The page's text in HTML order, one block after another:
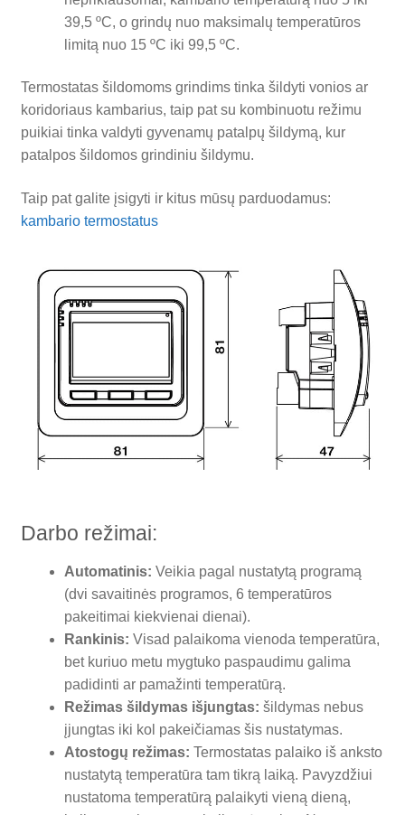
39,5 ºC, o grindų nuo maksimalų temperatūros
limitą nuo 15 ºC iki 99,5 ºC.
Termostatas šildomoms grindims tinka šildyti vonios ar
koridoriaus kambarius, taip pat su kombinuotu režimu
puikiai tinka valdyti gyvenamų patalpų šildymą, kur
patalpos šildomos grindiniu šildymu.
Taip pat galite įsigyti ir kitus mūsų parduodamus:
kambario termostatus
Darbo režimai:
Automatinis: Veikia pagal nustatytą programą
(dvi savaitinės programos, 6 temperatūros
pakeitimai kiekvienai dienai).
Rankinis: Visad palaikoma vienoda temperatūra,
bet kuriuo metu mygtuko paspaudimu galima
padidinti ar pamažinti temperatūrą.
Režimas šildymas išjungtas: šildymas nebus
įjungtas iki kol pakeičiamas šis nustatymas.
Atostogų režimas: Termostatas palaiko iš anksto
nustatytą temperatūra tam tikrą laiką. Pavyzdžiui
nustatoma temperatūrą palaikyti vieną dieną,